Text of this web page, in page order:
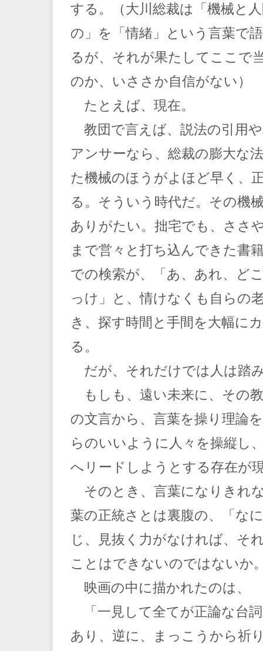
する。（大川総裁は「機械と
の」を「情緒」という言葉で
るが、それが果たしてここで
のか、いささか自信がない）
たとえば、現在。
教団で言えば、説法の引用
アンサーなら、総裁の膨大な
た機械のほうがよほど早く、
る。そういう時代だ。その機
ありがたい。拙宅でも、ささ
まで営々と打ち込んできた書
での検索が、「あ、あれ、ど
っけ」と、情けなくも自らの
き、探す時間と手間を大幅に
る。
だが、それだけでは人は踏
もしも、遠い未来に、その
の文言から、言葉を操り理論
らのいいように人々を操縦し
へリードしようとする存在が
そのとき、言葉になりきれ
葉の正統さとは裏腹の、「な
じ、見抜く力がなければ、そ
ことはできないのではないか
映画の中に描かれたのは、
「一見して全てが正論な台
あり、逆に、まっこうから祈